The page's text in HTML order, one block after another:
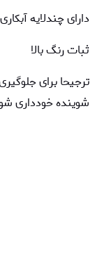
دارای چندلایه
ثبات رنگ بالا
ترجیحا برای
شوینده خودداری